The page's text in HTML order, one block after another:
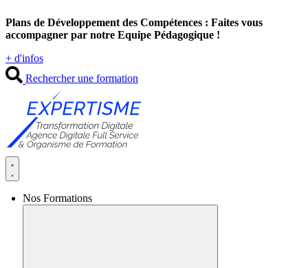
au
contenu
Plans de Développement des Compétences : Faites vous
accompagner par notre Equipe Pédagogique !
+ d'infos
Rechercher une formation
Nos Formations